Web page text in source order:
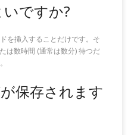
ですか?
を挿入することだけです。そ
は数時間 (通常は数分) 待つだ
保存されます